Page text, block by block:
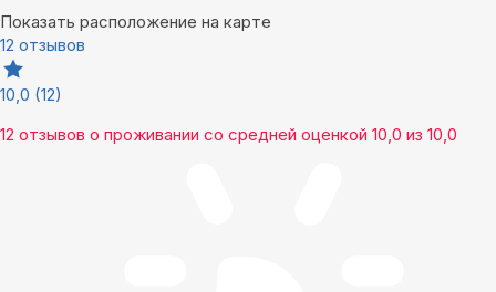
Показать расположение на карте
12 отзывов
10,0 (12)
12 отзывов о проживании со средней оценкой 10,0 из 10,0